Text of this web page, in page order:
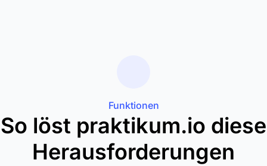
Funktionen
So löst praktikum.io diese
Herausforderungen